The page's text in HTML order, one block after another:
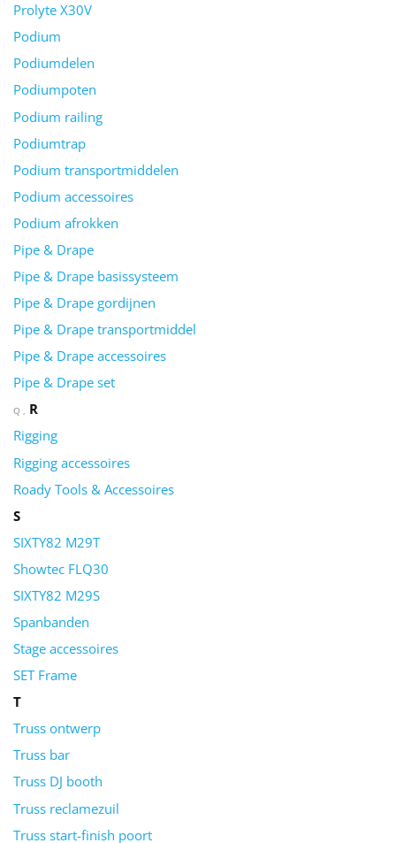
Prolyte X30V
Podium
Podiumdelen
Podiumpoten
Podium railing
Podiumtrap
Podium transportmiddelen
Podium accessoires
Podium afrokken
Pipe & Drape
Pipe & Drape basissysteem
Pipe & Drape gordijnen
Pipe & Drape transportmiddel
Pipe & Drape accessoires
Pipe & Drape set
Q
R
Rigging
Rigging accessoires
Roady Tools & Accessoires
S
SIXTY82 M29T
Showtec FLQ30
SIXTY82 M29S
Spanbanden
Stage accessoires
SET Frame
T
Truss ontwerp
Truss bar
Truss DJ booth
Truss reclamezuil
Truss start-finish poort